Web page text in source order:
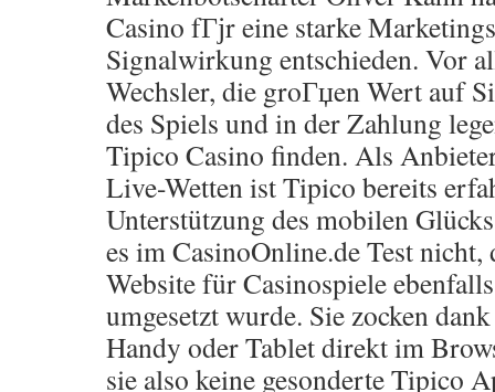
Casino fГјr eine starke
Signalwirkung entschieden. Vor
Wechsler, die groГџen Wert auf
des Spiels und in der Zahlung
Tipico Casino finden. Als
Live-Wetten ist Tipico bereits
Unterstützung des mobilen
es im CasinoOnline.de Test
Website für Casinospiele
umgesetzt wurde. Sie zocken
Handy oder Tablet direkt im
sie also keine gesonderte Tipico